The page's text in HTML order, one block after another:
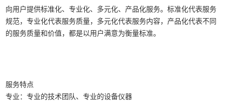
向用户提供标准化、专业化、多元化、产品化服务。标准化代表服务
规范，专业化代表服务质量，多元化代表服务内容，产品化代表不同
的服务质量和价值，都是以用户满意为衡量标准。
服务特点
专业：专业的技术团队、专业的设备仪器